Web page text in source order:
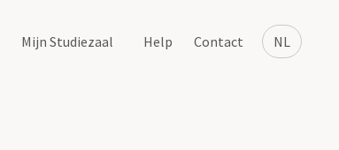
NL
Mijn Studiezaal Help Contact